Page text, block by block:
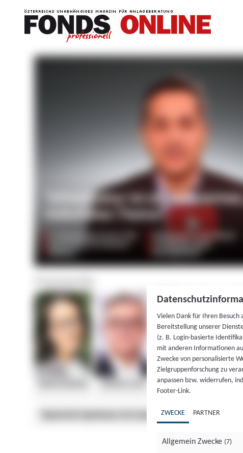
Vielen Dank für Ihren Besuch
Bereitstellung unserer
(z. B. Login-basierte
mit anderen Informationen
Zwecke von personalisierte
Zielgruppenforschung zu
anpassen bzw. widerrufen,
Footer-Link.
ZWECKE PARTNER
Allgemein Zwecke (7)